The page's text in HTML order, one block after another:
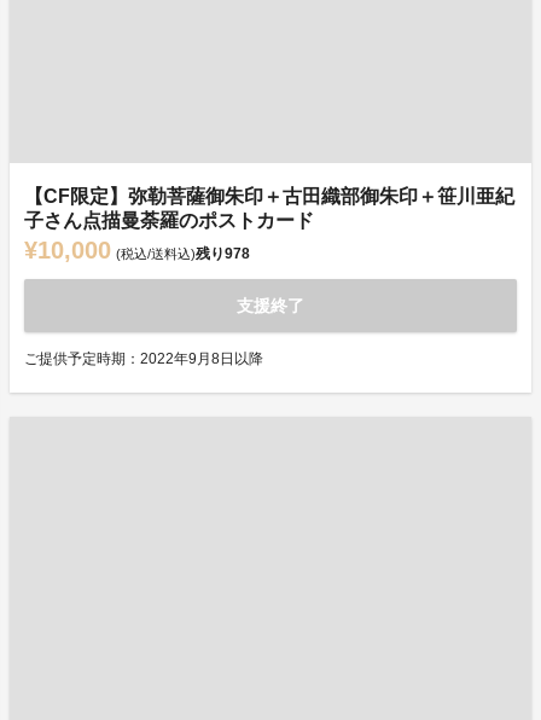
【CF限定】弥勒菩薩御朱印＋古田織部御朱印＋笹川亜紀
子さん点描曼荼羅のポストカード
¥10,000 (税込/送料込)残り978
支援終了
ご提供予定時期：2022年9月8日以降